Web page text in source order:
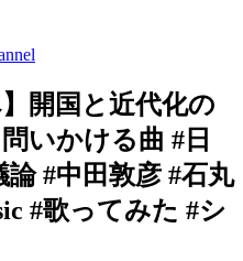
開国と近代化の
いかける曲 #日
#中田敦彦 #石丸
#歌ってみた #シ